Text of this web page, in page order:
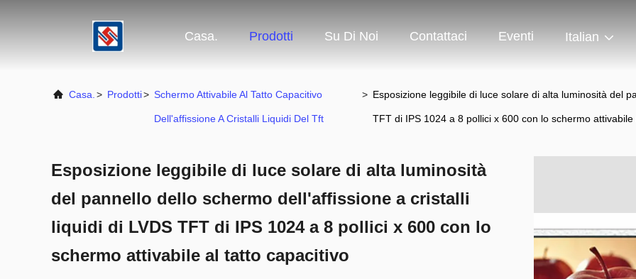
Casa. Prodotti Su Di Noi Contattaci Eventi Italian
Casa. > Prodotti> Schermo Attivabile Al Tatto Capacitivo
Dell'affissione A Cristalli Liquidi Del Tft
> Esposizione leggibile di luce solare di alta luminosità del
TFT di IPS 1024 a 8 pollici x 600 con lo schermo
Esposizione leggibile di luce solare di alta luminosità
del pannello dello schermo dell'affissione a cristalli
liquidi di LVDS TFT di IPS 1024 a 8 pollici x 600 con lo
schermo attivabile al tatto capacitivo